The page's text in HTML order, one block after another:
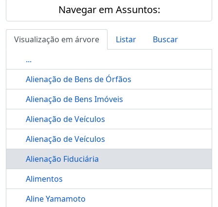
Navegar em Assuntos:
Visualização em árvore Listar
Buscar
...
Alienação de Bens de Órfãos
Alienação de Bens Imóveis
Alienação de Veículos
Alienação de Veículos
Alienação Fiduciária
Alimentos
Aline Yamamoto